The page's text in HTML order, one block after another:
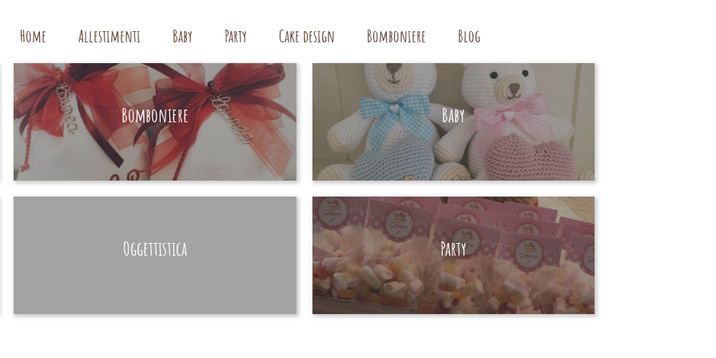
Home Allestimenti Baby Party Cake design Bomboniere Blog
Bomboniere
HAND MADE
Baby
HAND MADE
Oggettistica Party